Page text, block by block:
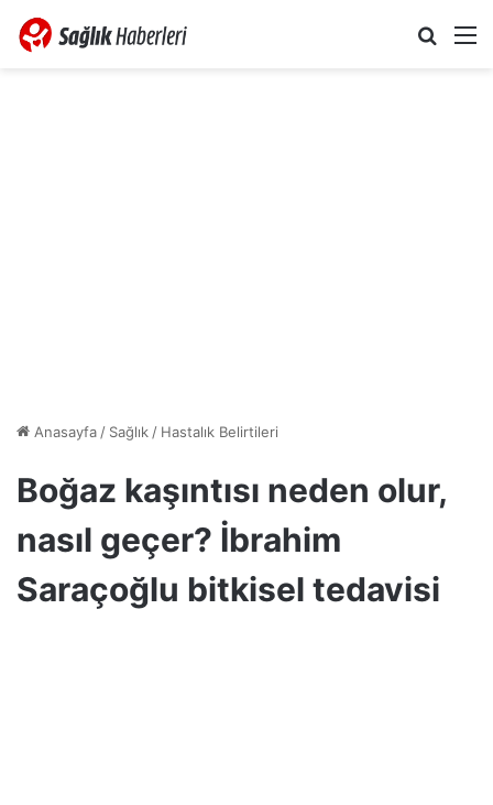
Anasayfa/ Sağlık/ Hastalık Belirtileri
Boğaz kaşıntısı neden olur,
nasıl geçer? İbrahim
Saraçoğlu bitkisel tedavisi